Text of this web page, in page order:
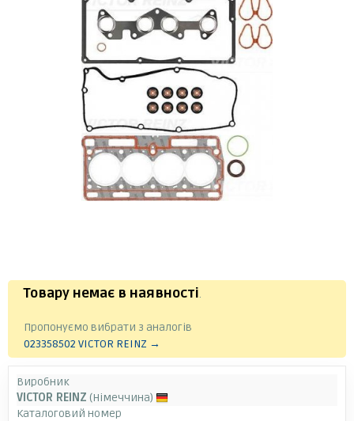
Товару немає в наявності.
Пропонуємо вибрати з аналогів
023358502 VICTOR REINZ →
Виробник
VICTOR REINZ (Німеччина)
Каталоговий номер